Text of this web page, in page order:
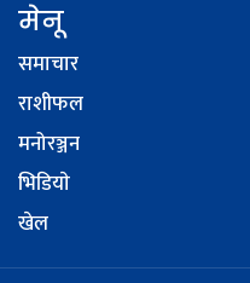
मेनू
समाचार
राशीफल
मनोरञ्जन
भिडियाे
खेल